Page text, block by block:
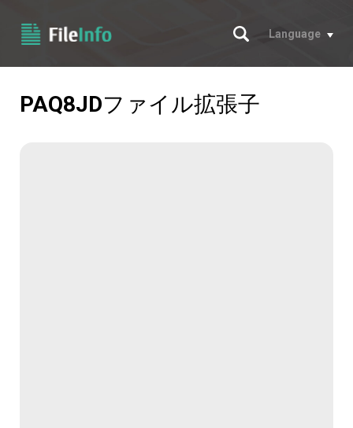
サーチ
Language
PAQ8JDファイル拡張子